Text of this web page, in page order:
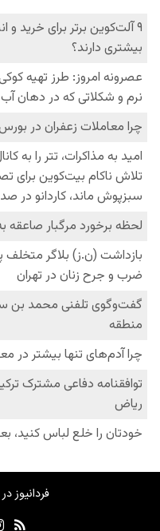
فردانیوز